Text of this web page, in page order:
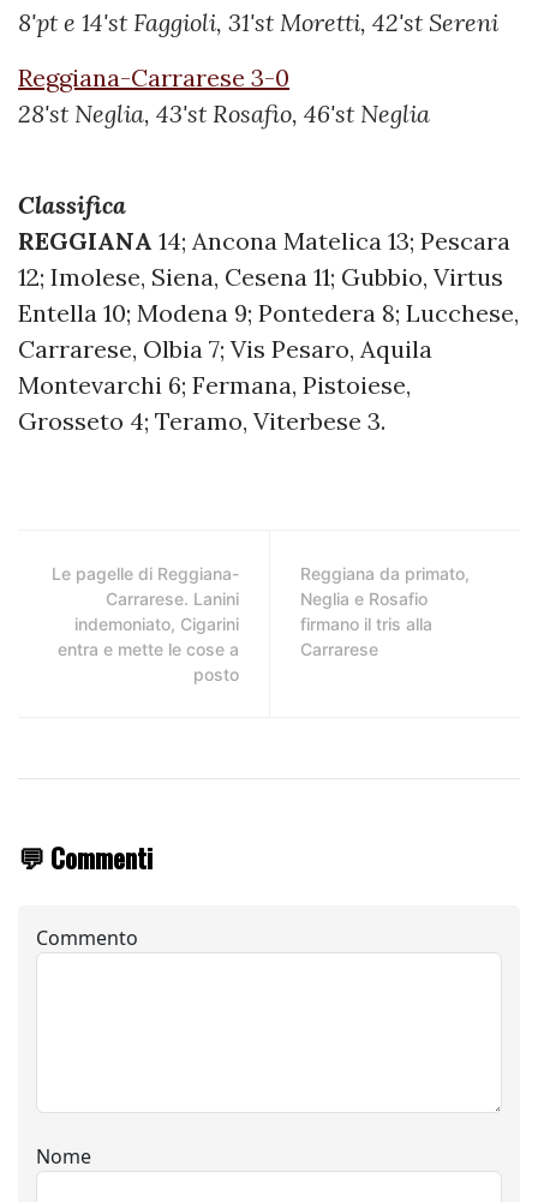
8'pt e 14'st Faggioli, 31'st Moretti, 42'st Sereni
Reggiana-Carrarese 3-0
28'st Neglia, 43'st Rosafio, 46'st Neglia
Classifica
REGGIANA 14; Ancona Matelica 13; Pescara
12; Imolese, Siena, Cesena 11; Gubbio, Virtus
Entella 10; Modena 9; Pontedera 8; Lucchese,
Carrarese, Olbia 7; Vis Pesaro, Aquila
Montevarchi 6; Fermana, Pistoiese,
Grosseto 4; Teramo, Viterbese 3.
Le pagelle di Reggiana-
Carrarese. Lanini
indemoniato, Cigarini
entra e mette le cose a
posto
Reggiana da primato,
Neglia e Rosafio
firmano il tris alla
Carrarese
💬 Commenti